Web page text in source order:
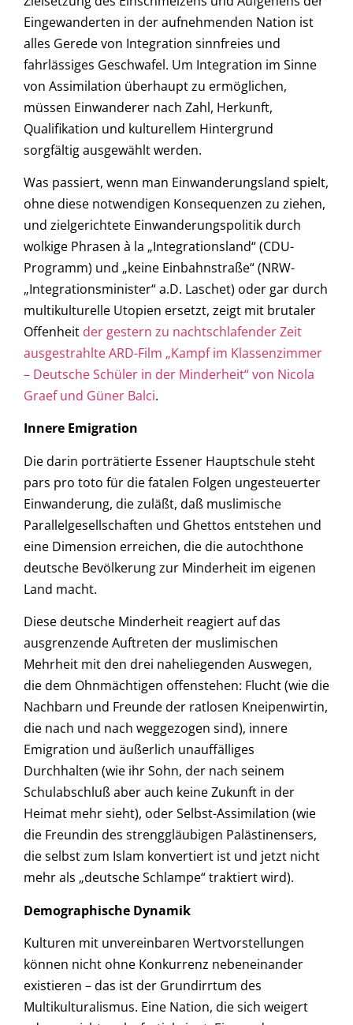
Eingewanderten in der aufnehmenden Nation ist
alles Gerede von Integration sinnfreies und
fahrlässiges Geschwafel. Um Integration im Sinne
von Assimilation überhaupt zu ermöglichen,
müssen Einwanderer nach Zahl, Herkunft,
Qualifikation und kulturellem Hintergrund
sorgfältig ausgewählt werden.
Was passiert, wenn man Einwanderungsland spielt,
ohne diese notwendigen Konsequenzen zu ziehen,
und zielgerichtete Einwanderungspolitik durch
wolkige Phrasen à la „Integrationsland“ (CDU-
Programm) und „keine Einbahnstraße“ (NRW-
„Integrationsminister“ a.D. Laschet) oder gar durch
multikulturelle Utopien ersetzt, zeigt mit brutaler
Offenheit der gestern zu nachtschlafender Zeit
ausgestrahlte ARD-Film „Kampf im Klassenzimmer
– Deutsche Schüler in der Minderheit“ von Nicola
Graef und Güner Balci.
Innere Emigration
Die darin porträtierte Essener Hauptschule steht
pars pro toto für die fatalen Folgen ungesteuerter
Einwanderung, die zuläßt, daß muslimische
Parallelgesellschaften und Ghettos entstehen und
eine Dimension erreichen, die die autochthone
deutsche Bevölkerung zur Minderheit im eigenen
Land macht.
Diese deutsche Minderheit reagiert auf das
ausgrenzende Auftreten der muslimischen
Mehrheit mit den drei naheliegenden Auswegen,
die dem Ohnmächtigen offenstehen: Flucht (wie die
Nachbarn und Freunde der ratlosen Kneipenwirtin,
die nach und nach weggezogen sind), innere
Emigration und äußerlich unauffälliges
Durchhalten (wie ihr Sohn, der nach seinem
Schulabschluß aber auch keine Zukunft in der
Heimat mehr sieht), oder Selbst-Assimilation (wie
die Freundin des strenggläubigen Palästinensers,
die selbst zum Islam konvertiert ist und jetzt nicht
mehr als „deutsche Schlampe“ traktiert wird).
Demographische Dynamik
Kulturen mit unvereinbaren Wertvorstellungen
können nicht ohne Konkurrenz nebeneinander
existieren – das ist der Grundirrtum des
Multikulturalismus. Eine Nation, die sich weigert